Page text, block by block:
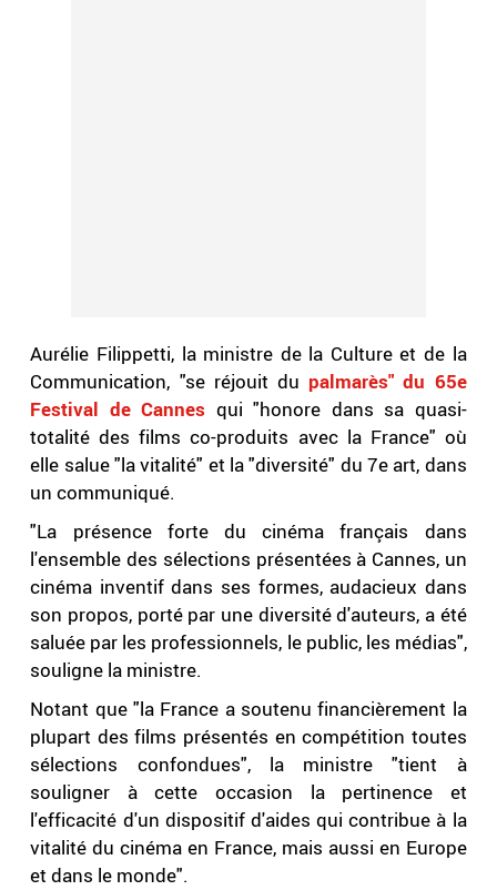
Aurélie Filippetti, la ministre de la Culture et de la
Communication, "se réjouit du palmarès" du 65e
Festival de Cannes qui "honore dans sa quasi-
totalité des films co-produits avec la France" où
elle salue "la vitalité" et la "diversité" du 7e art, dans
un communiqué.
"La présence forte du cinéma français dans
l'ensemble des sélections présentées à Cannes, un
cinéma inventif dans ses formes, audacieux dans
son propos, porté par une diversité d'auteurs, a été
saluée par les professionnels, le public, les médias",
souligne la ministre.
Notant que "la France a soutenu financièrement la
plupart des films présentés en compétition toutes
sélections confondues", la ministre "tient à
souligner à cette occasion la pertinence et
l'efficacité d'un dispositif d'aides qui contribue à la
vitalité du cinéma en France, mais aussi en Europe
et dans le monde".